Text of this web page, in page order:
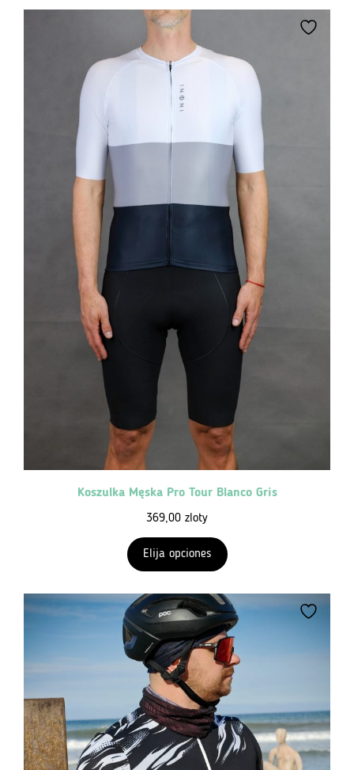
Koszulka Męska Pro Tour Blanco Gris
369,00 zloty
Elija opciones